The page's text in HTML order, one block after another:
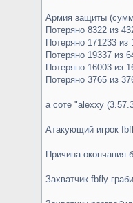
Армия защиты
Потеряно 8322 из
Потеряно 171233
Потеряно 19337 из
Потеряно 16003 из
Потеряно 3765 из
а соте "alexxy
Атакующий игрок
Причина
Захватчик fbfly